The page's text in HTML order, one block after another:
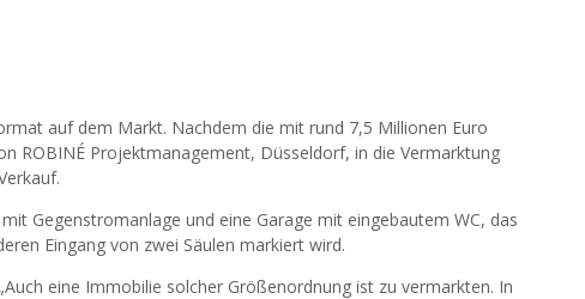
auf dem Markt. Nachdem die mit rund 7,5 Millionen Euro
ROBINÉ Projektmanagement, Düsseldorf, in die Vermarktung
Gegenstromanlage und eine Garage mit eingebautem WC, das
Eingang von zwei Säulen markiert wird.
eine Immobilie solcher Größenordnung ist zu vermarkten. In